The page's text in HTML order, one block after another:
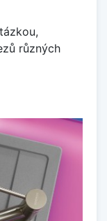
různých